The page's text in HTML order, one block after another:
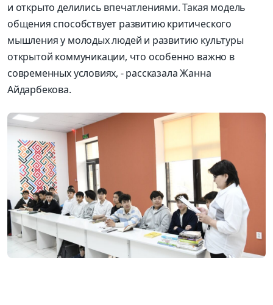
и открыто делились впечатлениями. Такая модель
общения способствует развитию критического
мышления у молодых людей и развитию культуры
открытой коммуникации, что особенно важно в
современных условиях, - рассказала Жанна
Айдарбекова.